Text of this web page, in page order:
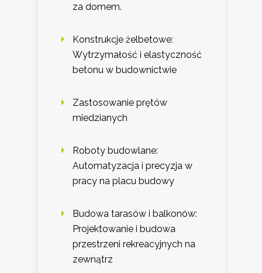
za domem.
Konstrukcje żelbetowe:
Wytrzymałość i elastyczność
betonu w budownictwie
Zastosowanie prętów
miedzianych
Roboty budowlane:
Automatyzacja i precyzja w
pracy na placu budowy
Budowa tarasów i balkonów:
Projektowanie i budowa
przestrzeni rekreacyjnych na
zewnątrz